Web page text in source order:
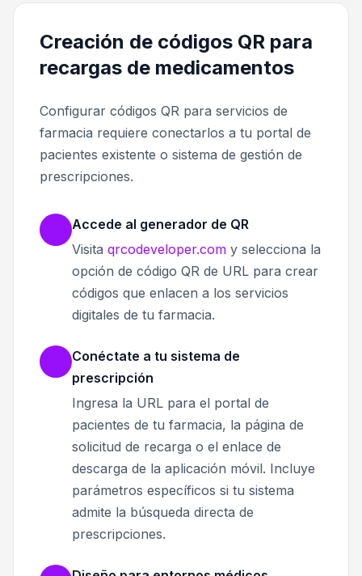
Creación de códigos QR para
recargas de medicamentos
Configurar códigos QR para servicios de
farmacia requiere conectarlos a tu portal de
pacientes existente o sistema de gestión de
prescripciones.
Accede al generador de QR
Visita qrcodeveloper.com y selecciona la
opción de código QR de URL para crear
códigos que enlacen a los servicios
digitales de tu farmacia.
Conéctate a tu sistema de
prescripción
Ingresa la URL para el portal de
pacientes de tu farmacia, la página de
solicitud de recarga o el enlace de
descarga de la aplicación móvil. Incluye
parámetros específicos si tu sistema
admite la búsqueda directa de
prescripciones.